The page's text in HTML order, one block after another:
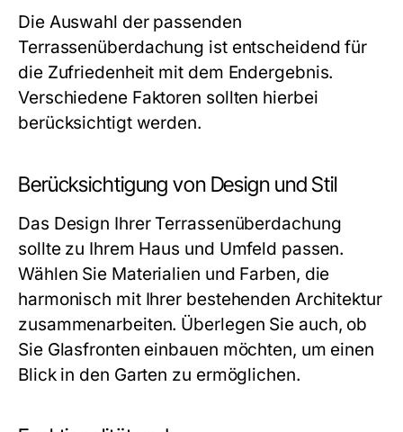
Die Auswahl der passenden
Terrassenüberdachung ist entscheidend für
die Zufriedenheit mit dem Endergebnis.
Verschiedene Faktoren sollten hierbei
berücksichtigt werden.
Berücksichtigung von Design und Stil
Das Design Ihrer Terrassenüberdachung
sollte zu Ihrem Haus und Umfeld passen.
Wählen Sie Materialien und Farben, die
harmonisch mit Ihrer bestehenden Architektur
zusammenarbeiten. Überlegen Sie auch, ob
Sie Glasfronten einbauen möchten, um einen
Blick in den Garten zu ermöglichen.